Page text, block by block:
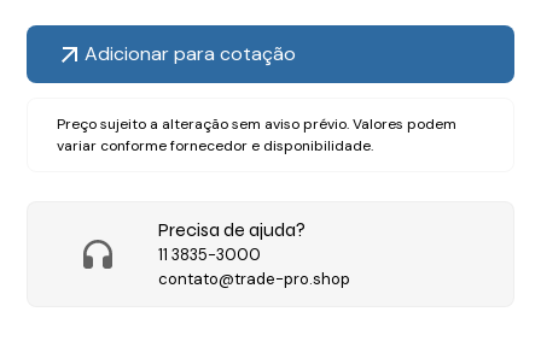
Adicionar para cotação
Preço sujeito a alteração sem aviso prévio. Valores podem
variar conforme fornecedor e disponibilidade.
Precisa de ajuda?
11 3835-3000
contato@trade-pro.shop